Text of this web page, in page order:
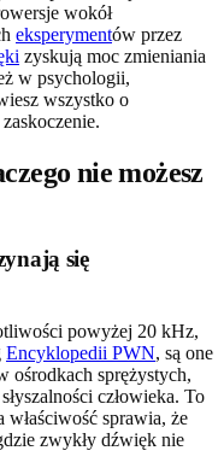
wokół
eksperymentów przez
zyskują moc zmieniania
w psychologii,
wszystko o
nie możesz
się
powyżej 20 kHz,
Encyklopedii PWN, są one
ośrodkach sprężystych,
człowieka. To
właściwość sprawia, że
zwykły dźwięk nie